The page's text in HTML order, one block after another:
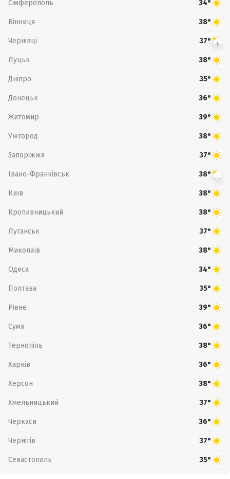
Сімферополь 34°
Вінниця 38°
Чернівці 37°
Луцьк 38°
Дніпро 35°
Донецьк 36°
Житомир 39°
Ужгород 38°
Запоріжжя 37°
Івано-Франківськ 38°
Київ 38°
Кропивницький 38°
Луганськ 37°
Миколаїв 38°
Одеса 34°
Полтава 35°
Рівне 39°
Суми 36°
Тернопіль 38°
Харків 36°
Херсон 38°
Хмельницький 37°
Черкаси 36°
Чернігів 37°
Севастополь 35°